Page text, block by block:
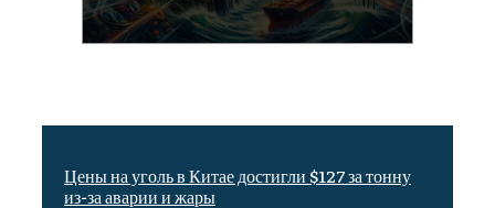
Цены на уголь в Китае достигли $127 за тонну
из-за аварии и жары